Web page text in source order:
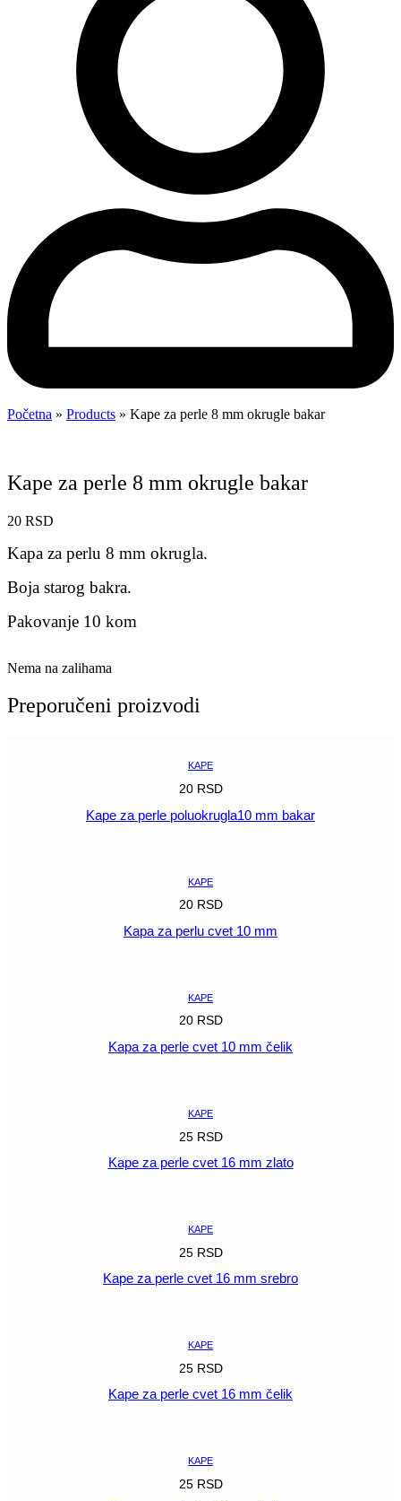
Početna » Products » Kape za perle 8 mm okrugle bakar
Kape za perle 8 mm okrugle bakar
20 RSD
Kapa za perlu 8 mm okrugla.
Boja starog bakra.
Pakovanje 10 kom
Nema na zalihama
Preporučeni proizvodi
KAPE
20 RSD
Kape za perle poluokrugla10 mm bakar
KAPE
20 RSD
Kapa za perlu cvet 10 mm
KAPE
20 RSD
Kapa za perle cvet 10 mm čelik
KAPE
25 RSD
Kape za perle cvet 16 mm zlato
KAPE
25 RSD
Kape za perle cvet 16 mm srebro
KAPE
25 RSD
Kape za perle cvet 16 mm čelik
KAPE
25 RSD